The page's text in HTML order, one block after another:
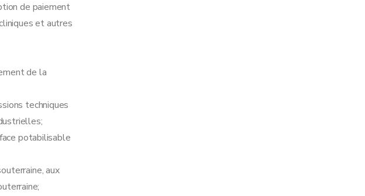
de paiement
et autres
de la
techniques
potabilisable
aux